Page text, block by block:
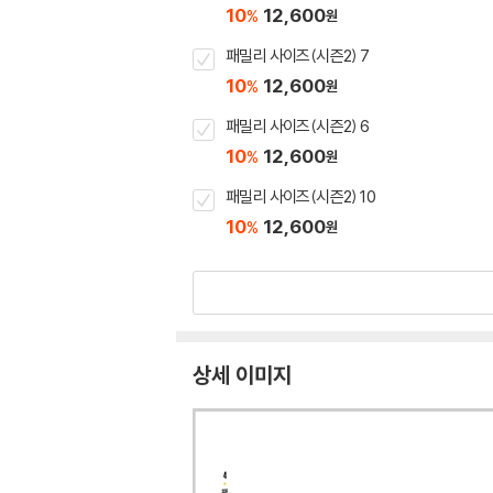
10% 12,600원
패밀리 사이즈(시즌2) 7
10% 12,600원
패밀리 사이즈(시즌2) 6
10% 12,600원
패밀리 사이즈(시즌2) 10
10% 12,600원
상세 이미지